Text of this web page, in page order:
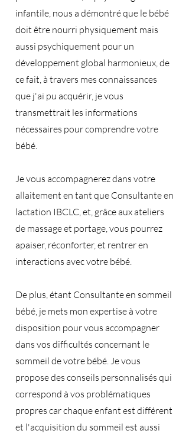
infantile, nous a démontré que le bébé
doit être nourri physiquement mais
aussi psychiquement pour un
développement global harmonieux, de
ce fait, à travers mes connaissances
que j'ai pu acquérir, je vous
transmettrait les informations
nécessaires pour comprendre votre
bébé.
Je vous accompagnerez dans votre
allaitement en tant que Consultante en
lactation IBCLC, et, grâce aux ateliers
de massage et portage, vous pourrez
apaiser, réconforter, et rentrer en
interactions avec votre bébé.
De plus, étant Consultante en sommeil
bébé, je mets mon expertise à votre
disposition pour vous accompagner
dans vos difficultés concernant le
sommeil de votre bébé. Je vous
propose des conseils personnalisés qui
correspond à vos problématiques
propres car chaque enfant est différent
et l'acquisition du sommeil est aussi